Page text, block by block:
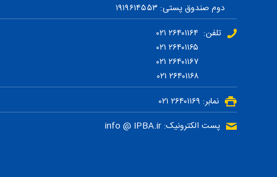
دوم صندوق پستی: ۱۹۱۹۶۱۴۵۵۳
تلفن: ۲۶۴۰۱۱۶۴ ۰۲۱
نمابر: ۲۶۴۰۱۱۶۹ ۰۲۱
پست الکترونیک: info @ IPBA.ir